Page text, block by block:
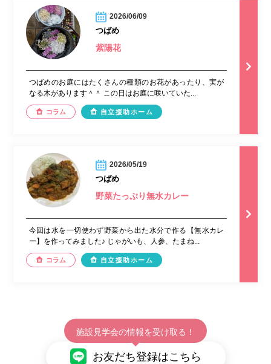
2026/06/09
つばめ
紫陽花
つばめのお庭にはたくさんの種類のお花があったり、実が
なる木があります＾＾ この日はお庭に咲いていた...
コラム 自立援助ホーム
2026/05/19
つばめ
野菜たっぷり無水カレー
今回は水を一切使わず野菜から出た水分で作る【無水カレ
ー】を作ってみました♪ じゃがいも、人参、たまね...
コラム 自立援助ホーム
施設見学会の情報を受け取る！
お友だち登録はこちら